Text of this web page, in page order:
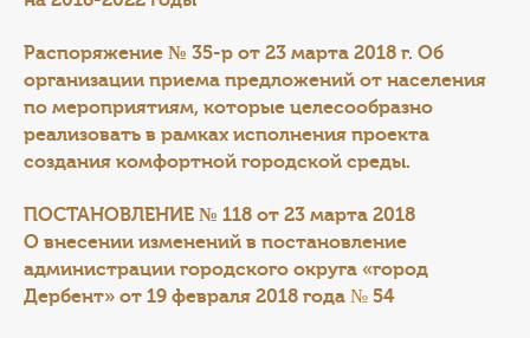
Распоряжение № 35-р от 23 марта 2018 г. Об
организации приема предложений от населения
по мероприятиям, которые целесообразно
реализовать в рамках исполнения проекта
создания комфортной городской среды.
ПОСТАНОВЛЕНИЕ № 118 от 23 марта 2018
О внесении изменений в постановление
администрации городского округа «город
Дербент» от 19 февраля 2018 года № 54